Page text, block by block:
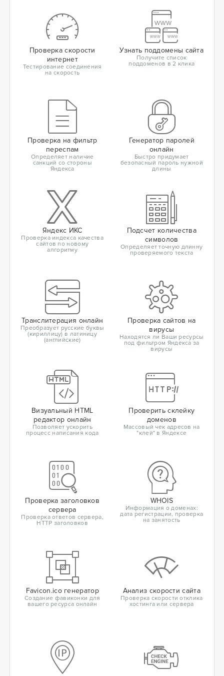
Проверка скорости
интернет
Тестирование соединения
на скорость
Узнать поддомены сайта
Получите список
поддоменов в 2 клика
Проверка на фильтр
переспам
Определяет наличие
санкций со стороны
Яндекса
Генератор паролей
онлайн
Быстро придумает
безопасный пароль нужной
длины
Яндекс ИКС
Проверка индекса качества
сайтов по новому
алгоритму
Подсчет количества
символов
Определяет точную длинну
проверяемого текста
Транслитерация онлайн
Преобразует русские буквы
(кириллицу) в латиницу
(английские)
Проверка сайтов на
вирусы
Находятся ли Ваши ресурсы
под фильтром Яндекса за
вирусы
Визуальный HTML
редактор онлайн
Позволяет ускорить
процесс написания кода
Проверить склейку
доменов
Массовый чек адресов на
"клей" в Яндексе
Проверка заголовков
сервера
Проверка ответов сервера,
HTTP заголовков
WHOIS
Информация о доменах:
дата регистрации, проверка
на занятость
Favicon.ico генератор
Создание фавиконки для
вашего ресурса онлайн
Анализ скорости сайта
Проверка скорости отклика
хостинга или сервера